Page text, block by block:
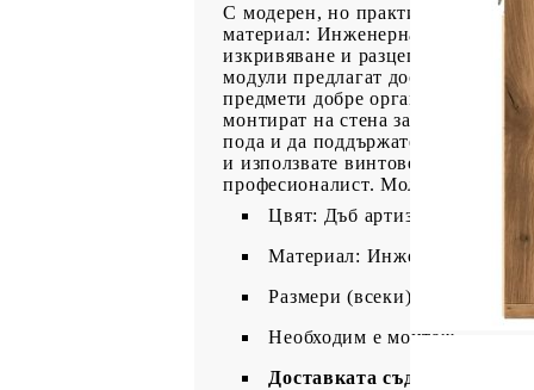
С модерен, но практичен дизайн,
материал: Инженерната
изкривяване и разцепване,
модули предлагат достатъчно
предмети добре организирани и
монтират на стена за
пода и да поддържате чистота.
и използвате винтове и дюбели,
професионалист. Моля, прочетете
Цвят: Дъб артизан
Материал: Инженерно дърво
Размери (всеки): 80 x 30 x
Необходим е монтаж
Доставката съдържа: